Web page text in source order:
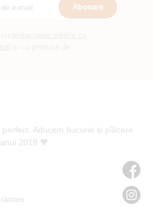
Abonare
Aducem bucurie și plăcere
2018 🧡